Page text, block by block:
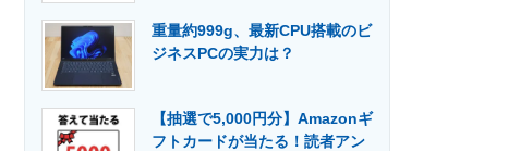
重量約999g、最新CPU搭載のビ
ジネスPCの実力は？
【抽選で5,000円分】Amazonギ
フトカードが当たる！読者アン